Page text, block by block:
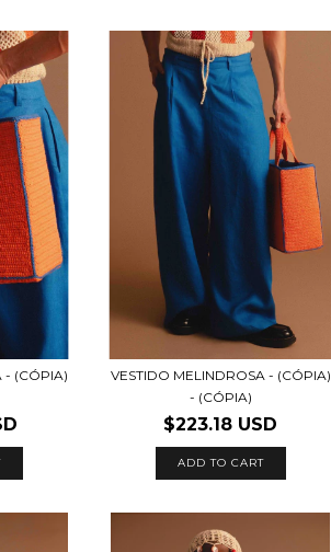
- (CÓPIA)
VESTIDO MELINDROSA - (CÓPIA)
- (CÓPIA)
$223.18 USD
ADD TO CART